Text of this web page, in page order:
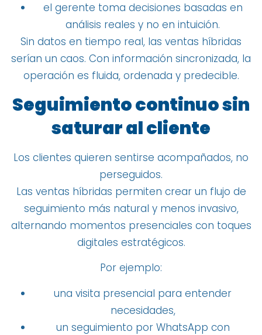
el gerente toma decisiones basadas en
análisis reales y no en intuición.
Sin datos en tiempo real, las ventas híbridas
serían un caos. Con información sincronizada, la
operación es fluida, ordenada y predecible.
Seguimiento continuo sin
saturar al cliente
Los clientes quieren sentirse acompañados, no
perseguidos.
Las ventas híbridas permiten crear un flujo de
seguimiento más natural y menos invasivo,
alternando momentos presenciales con toques
digitales estratégicos.
Por ejemplo:
una visita presencial para entender
necesidades,
un seguimiento por WhatsApp con